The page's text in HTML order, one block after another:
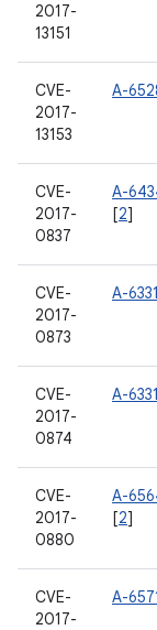
2017-
13151
CVE-
2017-
13153
A-
CVE-
2017-
0837
A-
[2]
CVE-
2017-
0873
A-
CVE-
2017-
0874
A-
CVE-
2017-
0880
A-
[2]
CVE-
2017-
A-